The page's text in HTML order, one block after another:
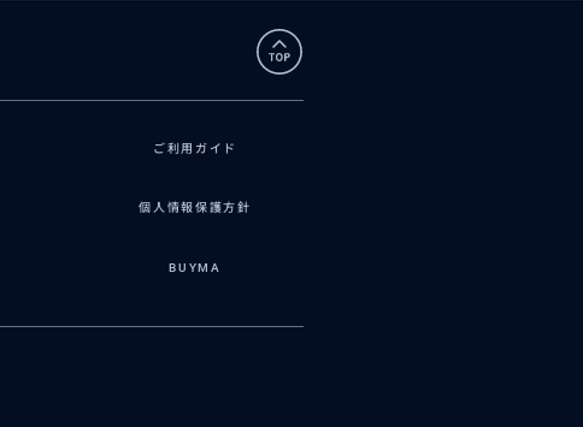
ご利用ガイド
個人情報保護方針
BUYMA